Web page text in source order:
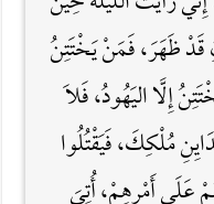
ظَهَرَ، فَمَنْ يَخْتَتِنُ
إِلَّا اليَهُودُ، فَلاَ
مُلْكِكَ، فَيَقْتُلُوا
عَلَى أَمْرِهِمْ، أُتِيَ